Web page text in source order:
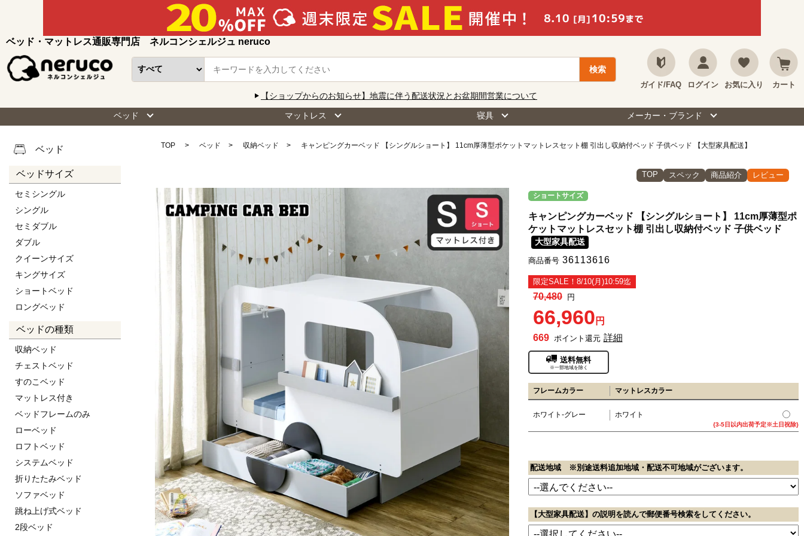
ベッド・マットレス通販専門店 ネルコンシェルジュ neruco
ガイド/FAQ ログイン お気に入り カート
【ショップからのお知らせ】地震に伴う配送状況とお盆期間営業について
ベッド マットレス 寝具 メーカー・ブランド
ベッド
ベッドサイズ
セミシングル
シングル
セミダブル
ダブル
クイーンサイズ
キングサイズ
ショートベッド
ロングベッド
ベッドの種類
収納ベッド
チェストベッド
すのこベッド
マットレス付き
ベッドフレームのみ
ローベッド
ロフトベッド
システムベッド
折りたたみベッド
ソファベッド
跳ね上げ式ベッド
2段ベッド
TOP ベッド 収納ベッド キャンピングカーベッド 【シングルショート】 11cm厚薄型ポケットマットレスセット棚 引出し収納付ベッド 子供ベッド 【大型家具配送】
TOP スペック 商品紹介 レビュー
ショートサイズ
キャンピングカーベッド 【シングルショート】 11cm厚薄型ポ
ケットマットレスセット棚 引出し収納付ベッド 子供ベッド
大型家具配送
商品番号36113616
限定SALE！8/10(月)10:59迄
70,480 円
66,960 円
669 ポイント還元 詳細
送料無料
※一部地域を除く
フレームカラー マットレスカラー
ホワイト-グレー ホワイト
{3-5日以内出荷予定※土日祝除}
配送地域 ※別途送料追加地域・配送不可地域がございます。
【大型家具配送】の説明を読んで郵便番号検索をしてください。